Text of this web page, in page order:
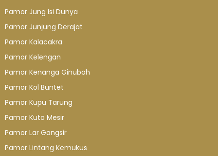
Pamor Jung Isi Dunya
Pamor Junjung Derajat
Pamor Kalacakra
Pamor Kelengan
Pamor Kenanga Ginubah
Pamor Kol Buntet
Pamor Kupu Tarung
Pamor Kuto Mesir
Pamor Lar Gangsir
Pamor Lintang Kemukus